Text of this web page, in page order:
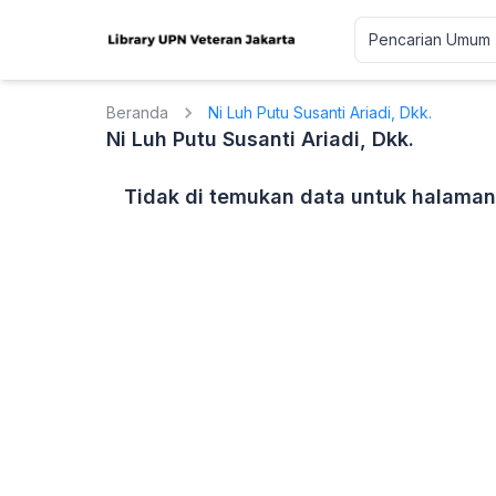
Beranda Ni Luh Putu Susanti Ariadi, Dkk.
Ni Luh Putu Susanti Ariadi, Dkk.
Tidak di temukan data untuk